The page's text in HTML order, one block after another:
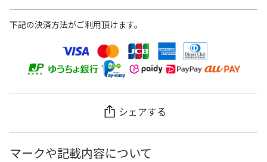
下記の決済方法がご利用頂けます。
シェアする
マークや記載内容について